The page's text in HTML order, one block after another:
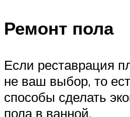
Ремонт пола
Если реставрация
не ваш выбор, то
способы сделать
пола в ванной.